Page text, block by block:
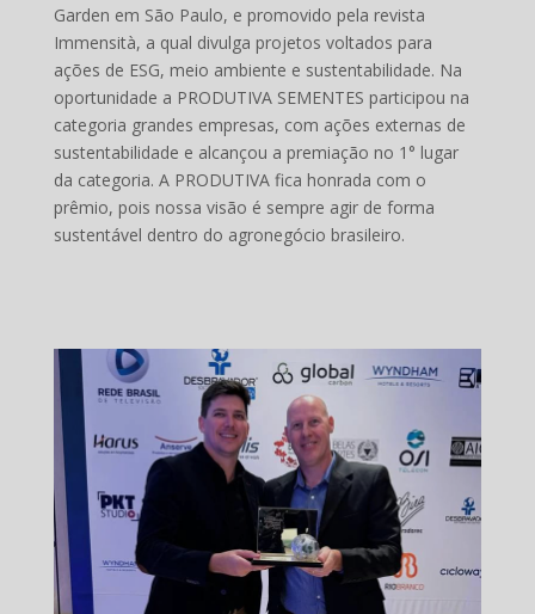
Garden em São Paulo, e promovido pela revista
Immensità, a qual divulga projetos voltados para
ações de ESG, meio ambiente e sustentabilidade. Na
oportunidade a PRODUTIVA SEMENTES participou na
categoria grandes empresas, com ações externas de
sustentabilidade e alcançou a premiação no 1° lugar
da categoria. A PRODUTIVA fica honrada com o
prêmio, pois nossa visão é sempre agir de forma
sustentável dentro do agronegócio brasileiro.